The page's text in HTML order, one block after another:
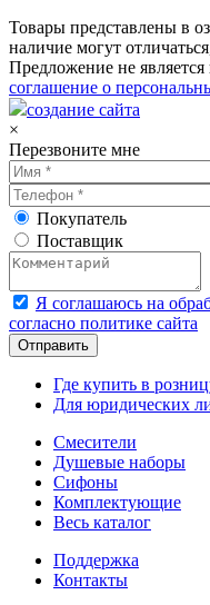
Товары представлены в
наличие могут
Предложение не
соглашение о
создание сайта
×
Перезвоните мне
Покупатель
Поставщик
Я соглашаюсь на
согласно политике сайта
Где купить в
Для юридических
Смесители
Душевые наборы
Сифоны
Комплектующие
Весь каталог
Поддержка
Контакты